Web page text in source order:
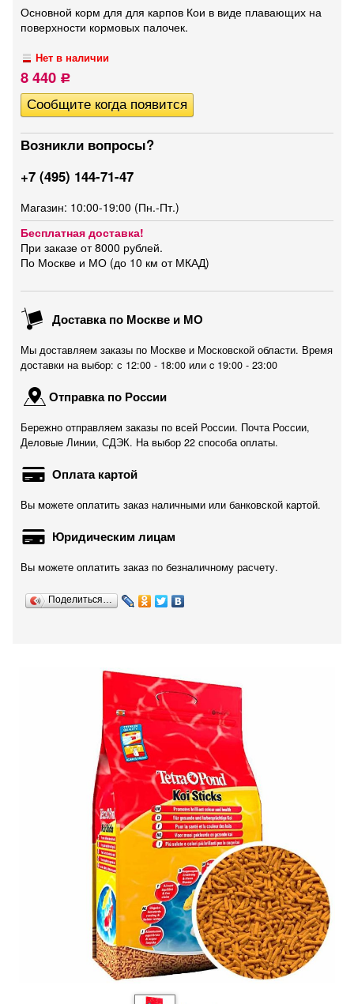
Основной корм для для карпов Кои в виде плавающих на
поверхности кормовых палочек.
Нет в наличии
8 440 Р
Возникли вопросы?
+7 (495) 144-71-47
Магазин: 10:00-19:00 (Пн.-Пт.)
Бесплатная доставка!
При заказе от 8000 рублей.
По Москве и МО (до 10 км от МКАД)
Доставка по Москве и МО
Мы доставляем заказы по Москве и Московской области. Время
доставки на выбор: с 12:00 - 18:00 или c 19:00 - 23:00
Отправка по России
Бережно отправляем заказы по всей России. Почта России,
Деловые Линии, СДЭК. На выбор 22 способа оплаты.
Оплата картой
Вы можете оплатить заказ наличными или банковской картой.
Юридическим лицам
Вы можете оплатить заказ по безналичному расчету.
Поделиться…